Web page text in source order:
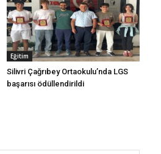
Eğitim
Silivri Çağrıbey Ortaokulu’nda LGS
başarısı ödüllendirildi